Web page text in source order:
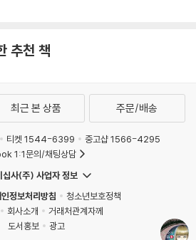
추천 책
최근 본 상품 주문/배송
티켓 1544-6399
중고샵 1566-4295
1:1문의/채팅상담
십사(주) 사업자 정보
정보처리방침
청소년보호정책
회사소개
거래처관계자께
도서홍보
광고